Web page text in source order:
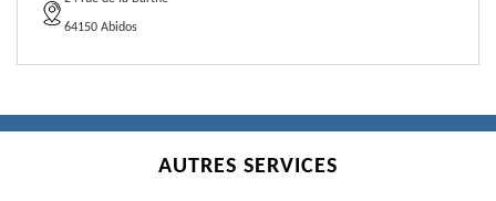
64150 Abidos
AUTRES SERVICES